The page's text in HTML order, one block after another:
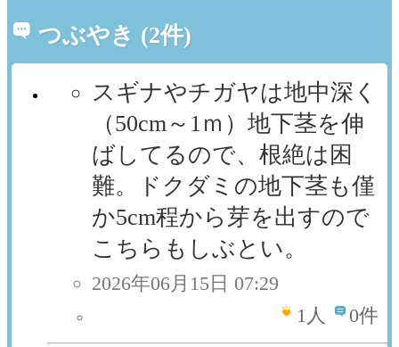
つぶやき (2件)
スギナやチガヤは地中深く
（50cm～1ｍ）地下茎を伸
ばしてるので、根絶は困
難。ドクダミの地下茎も僅
か5cm程から芽を出すので
こちらもしぶとい。
2026年06月15日 07:29
1人 0件